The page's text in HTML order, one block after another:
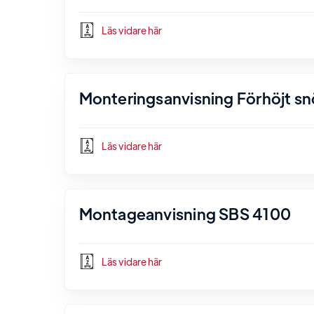
Läs vidare här
Monteringsanvisning Förhöjt
Läs vidare här
Montageanvisning SBS 4100
Läs vidare här